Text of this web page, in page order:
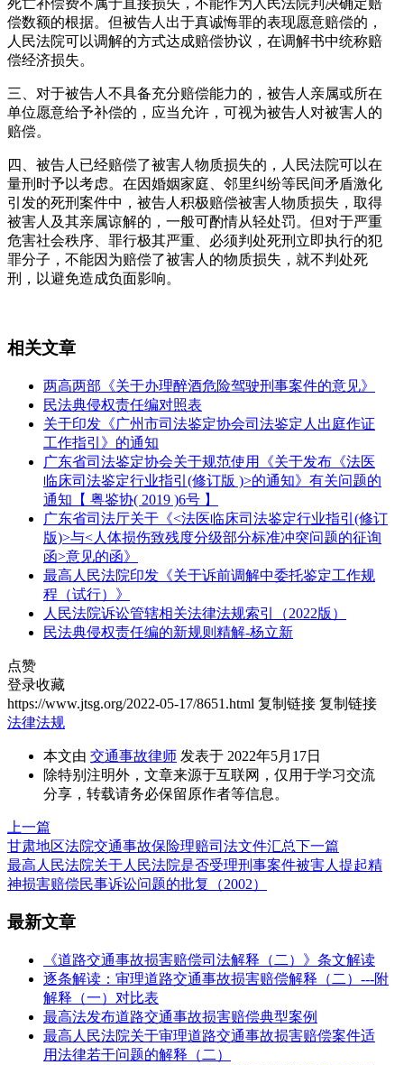
死亡补偿费不属于直接损失，不能作为人民法院判决确定赔
偿数额的根据。但被告人出于真诚悔罪的表现愿意赔偿的，
人民法院可以调解的方式达成赔偿协议，在调解书中统称赔
偿经济损失。
三、对于被告人不具备充分赔偿能力的，被告人亲属或所在
单位愿意给予补偿的，应当允许，可视为被告人对被害人的
赔偿。
四、被告人已经赔偿了被害人物质损失的，人民法院可以在
量刑时予以考虑。在因婚姻家庭、邻里纠纷等民间矛盾激化
引发的死刑案件中，被告人积极赔偿被害人物质损失，取得
被害人及其亲属谅解的，一般可酌情从轻处罚。但对于严重
危害社会秩序、罪行极其严重、必须判处死刑立即执行的犯
罪分子，不能因为赔偿了被害人的物质损失，就不判处死
刑，以避免造成负面影响。
相关文章
两高两部《关于办理醉酒危险驾驶刑事案件的意见》
民法典侵权责任编对照表
关于印发《广州市司法鉴定协会司法鉴定人出庭作证
工作指引》的通知
广东省司法鉴定协会关于规范使用《关于发布《法医
临床司法鉴定行业指引(修订版 )>的通知》有关问题的
通知【 粤鉴协( 2019 )6号 】
广东省司法厅关于《<法医临床司法鉴定行业指引(修订
版)>与<人体损伤致残度分级部分标准冲突问题的征询
函>意见的函》
最高人民法院印发《关于诉前调解中委托鉴定工作规
程（试行）》
人民法院诉讼管辖相关法律法规索引（2022版）
民法典侵权责任编的新规则精解-杨立新
点赞
登录收藏
https://www.jtsg.org/2022-05-17/8651.html 复制链接 复制链接
法律法规
本文由 交通事故律师 发表于 2022年5月17日
除特别注明外，文章来源于互联网，仅用于学习交流
分享，转载请务必保留原作者等信息。
上一篇
甘肃地区法院交通事故保险理赔司法文件汇总下一篇
最高人民法院关于人民法院是否受理刑事案件被害人提起精
神损害赔偿民事诉讼问题的批复（2002）
最新文章
《道路交通事故损害赔偿司法解释（二）》条文解读
逐条解读：审理道路交通事故损害赔偿解释（二）---附
解释（一）对比表
最高法发布道路交通事故损害赔偿典型案例
最高人民法院关于审理道路交通事故损害赔偿案件适
用法律若干问题的解释（二）